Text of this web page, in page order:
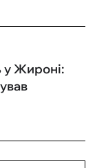
у Жироні: